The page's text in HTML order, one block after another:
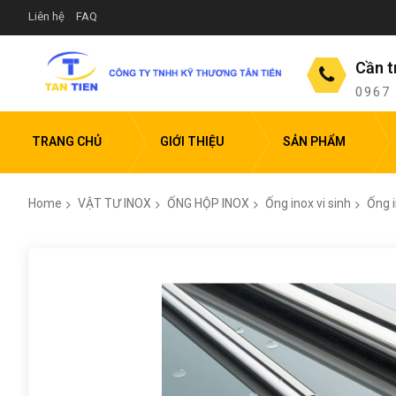
Liên hệ FAQ
Cần
0967
TRANG CHỦ GIỚI THIỆU SẢN PHẨM
Home VẬT TƯ INOX ỐNG HỘP INOX Ống inox vi sinh Ống